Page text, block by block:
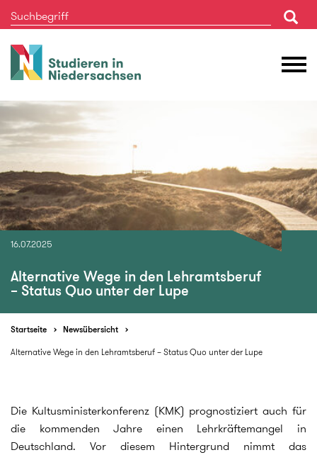
Studieren
in
16.07.2025
Alternative Wege in den Lehramtsberuf
– Status Quo unter der Lupe
Startseite
Newsübersicht
Alternative Wege in den Lehramtsberuf – Status Quo unter der Lupe
Die Kultusministerkonferenz (KMK) prognostiziert auch für
die kommenden Jahre einen Lehrkräftemangel in
Deutschland. Vor diesem Hintergrund nimmt das